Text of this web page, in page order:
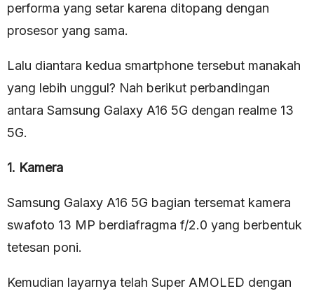
performa yang setar karena ditopang dengan
prosesor yang sama.
Lalu diantara kedua smartphone tersebut manakah
yang lebih unggul? Nah berikut perbandingan
antara Samsung Galaxy A16 5G dengan realme 13
5G.
1. Kamera
Samsung Galaxy A16 5G bagian tersemat kamera
swafoto 13 MP berdiafragma f/2.0 yang berbentuk
tetesan poni.
Kemudian layarnya telah Super AMOLED dengan